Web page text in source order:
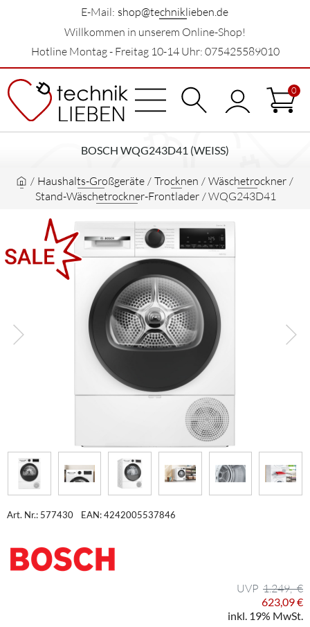
E-Mail: shop@techniklieben.de
Willkommen in unserem Online-Shop!
Hotline Montag - Freitag 10-14 Uhr: 075425589010
0
BOSCH WQG243D41 (WEISS)
/ Haushalts-Großgeräte / Trocknen / Wäschetrockner /
Stand-Wäschetrockner-Frontlader /WQG243D41
Art. Nr.: 577430 EAN: 4242005537846
1.249,- €
623,09 €
inkl. 19% MwSt.